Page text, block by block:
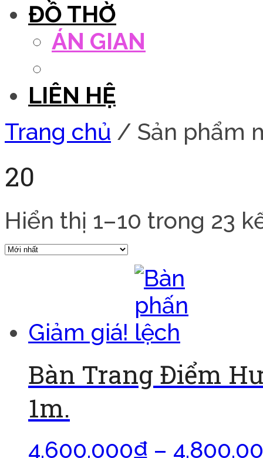
ĐỒ THỜ
ÁN GIAN
LIÊN HỆ
Trang chủ / Sản phẩm
20
Hiển thị 1–10 trong 23
Giảm giá!
Bàn Trang Điểm
1m.
4.600.000₫ –